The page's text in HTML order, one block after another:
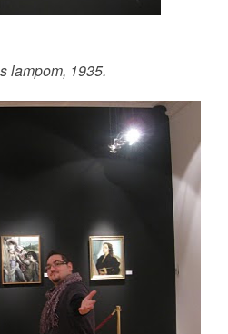
lampom, 1935.